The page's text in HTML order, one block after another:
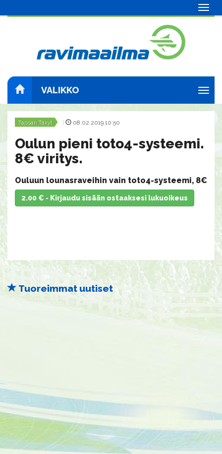
VALIKKO
Tapsan Täkyt | 08.02.2019 10:50
Oulun pieni toto4-systeemi.
8€ viritys.
Ouluun lounasraveihin vain toto4-systeemi, 8€
2.00 € - Kirjaudu sisään ostaaksesi lukuoikeus
Tuoreimmat uutiset